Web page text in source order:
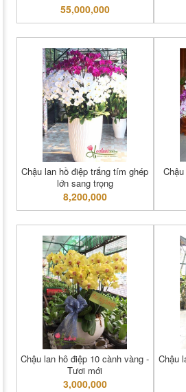
55,000,000
Chậu lan hồ điệp trắng tím ghép
lớn sang trọng
8,200,000
Chậu lan hô điệp 10 cành vàng -
Tươi mới
3,000,000
Chậu